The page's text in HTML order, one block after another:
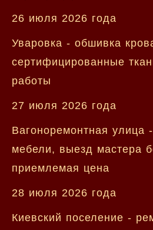
26 июля 2026 года
Уваровка - обшивка
сертифицированные
работы
27 июля 2026 года
Вагоноремонтная улица
мебели, выезд мастера
приемлемая цена
28 июля 2026 года
Киевский поселение -